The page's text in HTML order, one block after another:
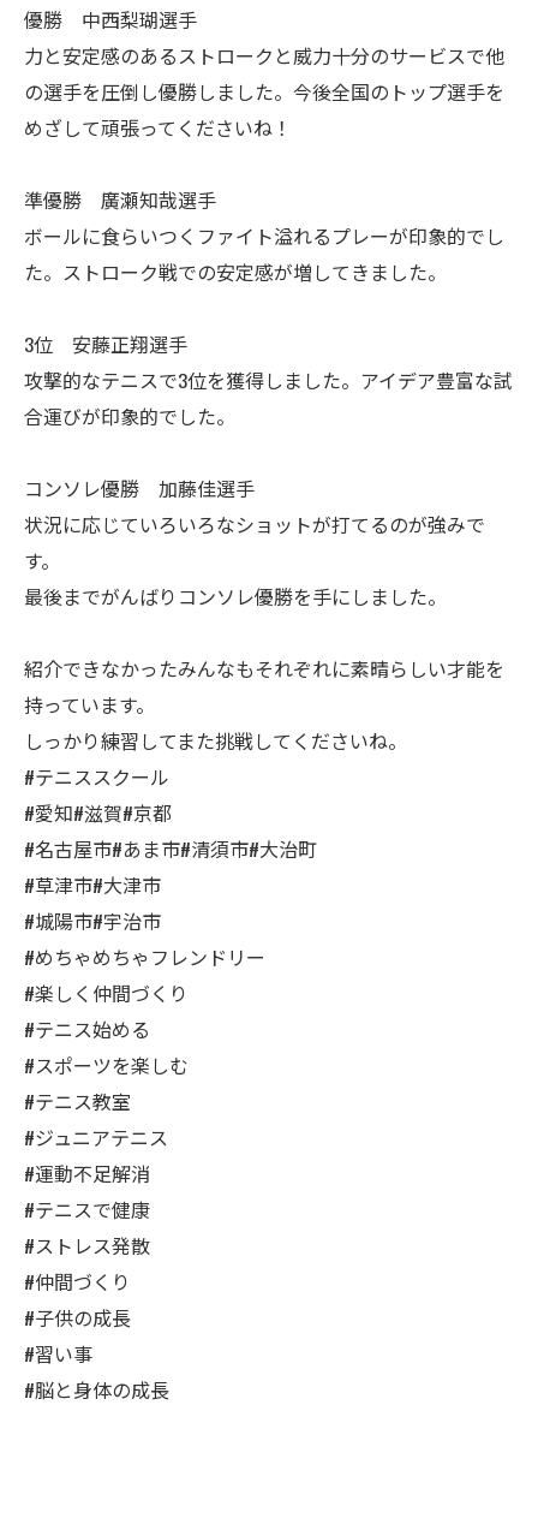
優勝 中西梨瑚選手
力と安定感のあるストロークと威力十分のサービスで他
の選手を圧倒し優勝しました。今後全国のトップ選手を
めざして頑張ってくださいね！
準優勝 廣瀬知哉選手
ボールに食らいつくファイト溢れるプレーが印象的でし
た。ストローク戦での安定感が増してきました。
3位 安藤正翔選手
攻撃的なテニスで3位を獲得しました。アイデア豊富な試
合運びが印象的でした。
コンソレ優勝 加藤佳選手
状況に応じていろいろなショットが打てるのが強みで
す。
最後までがんばりコンソレ優勝を手にしました。
紹介できなかったみんなもそれぞれに素晴らしい才能を
持っています。
しっかり練習してまた挑戦してくださいね。
#テニススクール
#愛知#滋賀#京都
#名古屋市#あま市#清須市#大治町
#草津市#大津市
#城陽市#宇治市
#めちゃめちゃフレンドリー
#楽しく仲間づくり
#テニス始める
#スポーツを楽しむ
#テニス教室
#ジュニアテニス
#運動不足解消
#テニスで健康
#ストレス発散
#仲間づくり
#子供の成長
#習い事
#脳と身体の成長